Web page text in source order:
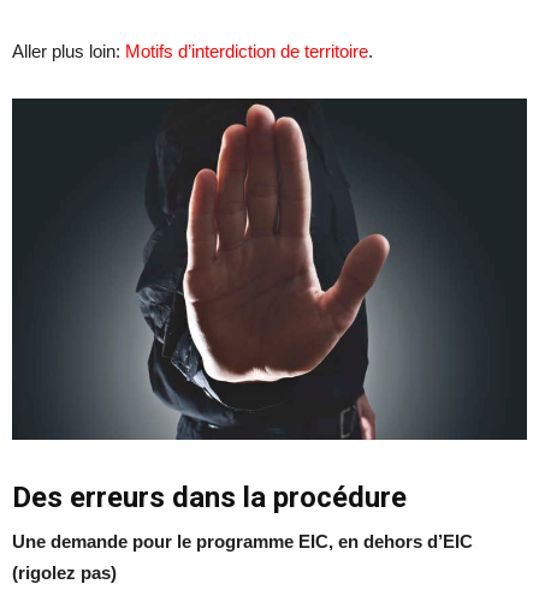
Aller plus loin: Motifs d’interdiction de territoire.
Des erreurs dans la procédure
Une demande pour le programme EIC, en dehors d’EIC
(rigolez pas)